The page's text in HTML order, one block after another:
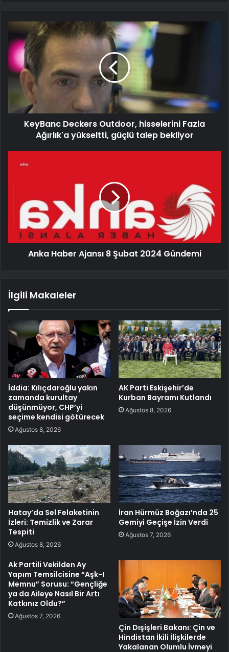
KeyBanc Deckers Outdoor, hisselerini Fazla
Ağırlık'a yükseltti, güçlü talep bekliyor
Anka Haber Ajansı 8 Şubat 2024 Gündemi
İlgili Makaleler
İddia: Kılıçdaroğlu yakın
zamanda kurultay
düşünmüyor, CHP’yi
seçime kendisi götürecek
Ağustos 8, 2026
AK Parti Eskişehir’de
Kurban Bayramı Kutlandı
Ağustos 8, 2026
Hatay’da Sel Felaketinin
İzleri: Temizlik ve Zarar
Tespiti
Ağustos 8, 2026
İran Hürmüz Boğazı’nda 25
Gemiyi Geçişe İzin Verdi
Ağustos 7, 2026
Ak Partili Vekilden Ay
Yapım Temsilcisine “Aşk-I
Memnu” Sorusu: “Gençliğe
ya da Aileye Nasıl Bir Artı
Katkınız Oldu?”
Ağustos 7, 2026
Çin Dışişleri Bakanı: Çin ve
Hindistan İkili İlişkilerde
Yakalanan Olumlu İvmeyi